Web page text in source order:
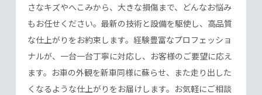
さなキズやへこみから、大きな損傷まで、どんなお悩み
もお任せください。最新の技術と設備を駆使し、高品質
な仕上がりをお約束します。経験豊富なプロフェッショ
ナルが、一台一台丁寧に対応し、お客様のご要望に応え
ます。お車の外観を新車同様に蘇らせ、また走り出した
くなるような仕上がりをお届けします。お気軽にご相談